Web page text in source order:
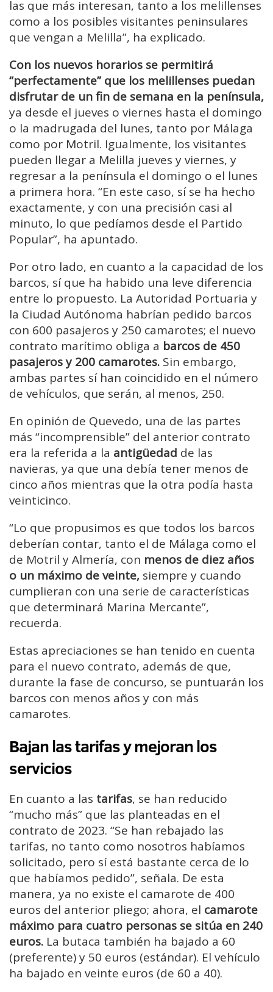
las que más interesan, tanto a los melillenses
como a los posibles visitantes peninsulares
que vengan a Melilla”, ha explicado.
Con los nuevos horarios se permitirá
“perfectamente” que los melillenses puedan
disfrutar de un fin de semana en la península,
ya desde el jueves o viernes hasta el domingo
o la madrugada del lunes, tanto por Málaga
como por Motril. Igualmente, los visitantes
pueden llegar a Melilla jueves y viernes, y
regresar a la península el domingo o el lunes
a primera hora. “En este caso, sí se ha hecho
exactamente, y con una precisión casi al
minuto, lo que pedíamos desde el Partido
Popular”, ha apuntado.
Por otro lado, en cuanto a la capacidad de los
barcos, sí que ha habido una leve diferencia
entre lo propuesto. La Autoridad Portuaria y
la Ciudad Autónoma habrían pedido barcos
con 600 pasajeros y 250 camarotes; el nuevo
contrato marítimo obliga a barcos de 450
pasajeros y 200 camarotes. Sin embargo,
ambas partes sí han coincidido en el número
de vehículos, que serán, al menos, 250.
En opinión de Quevedo, una de las partes
más “incomprensible” del anterior contrato
era la referida a la antigüedad de las
navieras, ya que una debía tener menos de
cinco años mientras que la otra podía hasta
veinticinco.
“Lo que propusimos es que todos los barcos
deberían contar, tanto el de Málaga como el
de Motril y Almería, con menos de diez años
o un máximo de veinte, siempre y cuando
cumplieran con una serie de características
que determinará Marina Mercante”,
recuerda.
Estas apreciaciones se han tenido en cuenta
para el nuevo contrato, además de que,
durante la fase de concurso, se puntuarán los
barcos con menos años y con más
camarotes.
Bajan las tarifas y mejoran los
servicios
En cuanto a las tarifas, se han reducido
“mucho más” que las planteadas en el
contrato de 2023. “Se han rebajado las
tarifas, no tanto como nosotros habíamos
solicitado, pero sí está bastante cerca de lo
que habíamos pedido”, señala. De esta
manera, ya no existe el camarote de 400
euros del anterior pliego; ahora, el camarote
máximo para cuatro personas se sitúa en 240
euros. La butaca también ha bajado a 60
(preferente) y 50 euros (estándar). El vehículo
ha bajado en veinte euros (de 60 a 40).